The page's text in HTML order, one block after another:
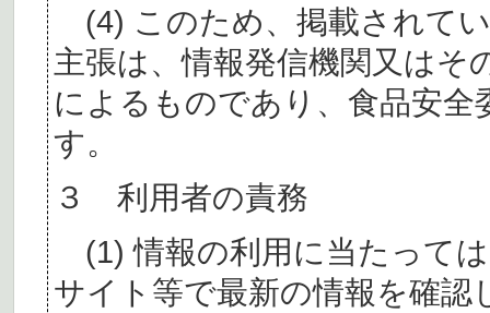
(4) このため、掲載されて
主張は、情報発信機関又はそ
によるものであり、食品安
す。
３ 利用者の責務
(1) 情報の利用に当たって
サイト等で最新の情報を確認